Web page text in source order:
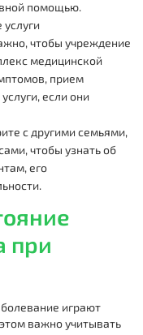
помощью.
чтобы учреждение
медицинской
прием
если они
с другими семьями,
чтобы узнать об
его
при
играют
важно учитывать